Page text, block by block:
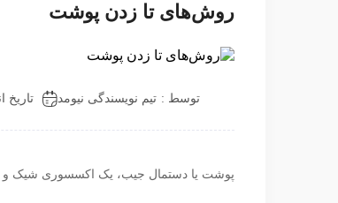
روش‌های تا زدن پوشت
توسط : تیم نویسندگی نیومد تاریخ انتشار
پوشت یا دستمال جیب، یک اکسسوری شیک و